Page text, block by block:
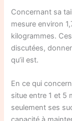
Concernant sa
mesure environ
kilogrammes.
discutées,
qu’il est.
En ce qui
situe entre 1 et 5
seulement ses